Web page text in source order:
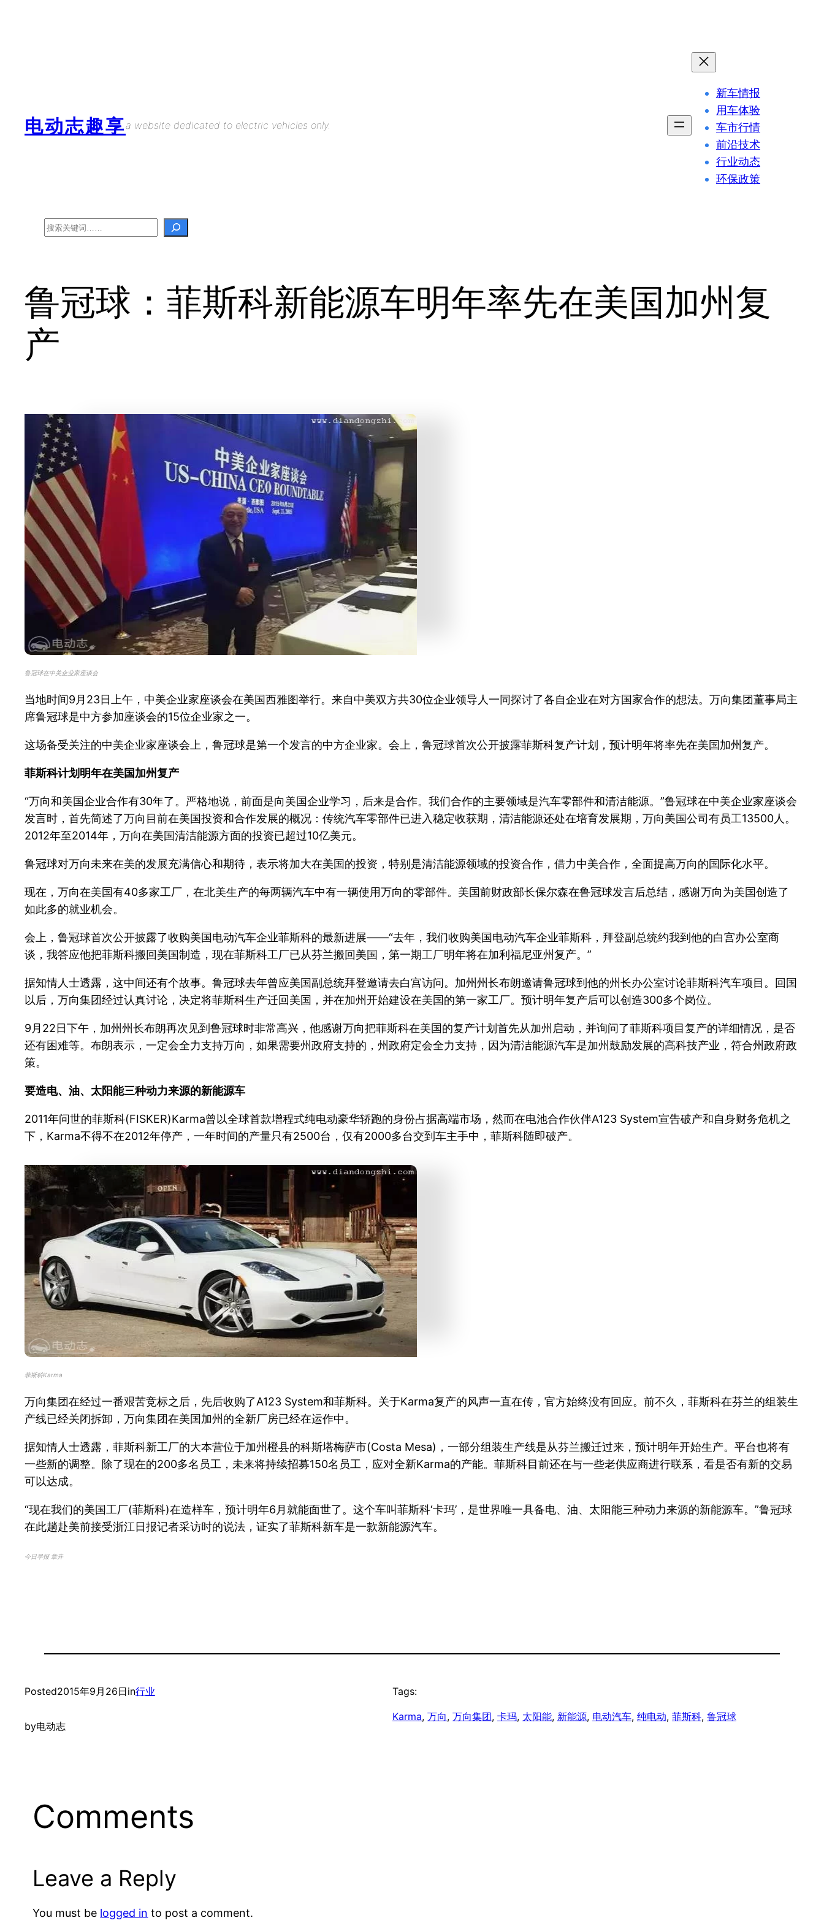
电动志趣享a website dedicated to electric vehicles only.
新车情报
用车体验
车市行情
前沿技术
行业动态
环保政策
Search
鲁冠球：菲斯科新能源车明年率先在美国加州复
产
鲁冠球在中美企业家座谈会
当地时间9月23日上午，中美企业家座谈会在美国西雅图举行。来自中美双方共30位企业领导人一同探讨了各自企业在对方国家合作的想法。万向集团董事局主
席鲁冠球是中方参加座谈会的15位企业家之一。
这场备受关注的中美企业家座谈会上，鲁冠球是第一个发言的中方企业家。会上，鲁冠球首次公开披露菲斯科复产计划，预计明年将率先在美国加州复产。
菲斯科计划明年在美国加州复产
“万向和美国企业合作有30年了。严格地说，前面是向美国企业学习，后来是合作。我们合作的主要领域是汽车零部件和清洁能源。”鲁冠球在中美企业家座谈会
发言时，首先简述了万向目前在美国投资和合作发展的概况：传统汽车零部件已进入稳定收获期，清洁能源还处在培育发展期，万向美国公司有员工13500人。
2012年至2014年，万向在美国清洁能源方面的投资已超过10亿美元。
鲁冠球对万向未来在美的发展充满信心和期待，表示将加大在美国的投资，特别是清洁能源领域的投资合作，借力中美合作，全面提高万向的国际化水平。
现在，万向在美国有40多家工厂，在北美生产的每两辆汽车中有一辆使用万向的零部件。美国前财政部长保尔森在鲁冠球发言后总结，感谢万向为美国创造了
如此多的就业机会。
会上，鲁冠球首次公开披露了收购美国电动汽车企业菲斯科的最新进展——“去年，我们收购美国电动汽车企业菲斯科，拜登副总统约我到他的白宫办公室商
谈，我答应他把菲斯科搬回美国制造，现在菲斯科工厂已从芬兰搬回美国，第一期工厂明年将在加利福尼亚州复产。”
据知情人士透露，这中间还有个故事。鲁冠球去年曾应美国副总统拜登邀请去白宫访问。加州州长布朗邀请鲁冠球到他的州长办公室讨论菲斯科汽车项目。回国
以后，万向集团经过认真讨论，决定将菲斯科生产迁回美国，并在加州开始建设在美国的第一家工厂。预计明年复产后可以创造300多个岗位。
9月22日下午，加州州长布朗再次见到鲁冠球时非常高兴，他感谢万向把菲斯科在美国的复产计划首先从加州启动，并询问了菲斯科项目复产的详细情况，是否
还有困难等。布朗表示，一定会全力支持万向，如果需要州政府支持的，州政府定会全力支持，因为清洁能源汽车是加州鼓励发展的高科技产业，符合州政府政
策。
要造电、油、太阳能三种动力来源的新能源车
2011年问世的菲斯科(FISKER)Karma曾以全球首款增程式纯电动豪华轿跑的身份占据高端市场，然而在电池合作伙伴A123 System宣告破产和自身财务危机之
下，Karma不得不在2012年停产，一年时间的产量只有2500台，仅有2000多台交到车主手中，菲斯科随即破产。
菲斯科Karma
万向集团在经过一番艰苦竞标之后，先后收购了A123 System和菲斯科。关于Karma复产的风声一直在传，官方始终没有回应。前不久，菲斯科在芬兰的组装生
产线已经关闭拆卸，万向集团在美国加州的全新厂房已经在运作中。
据知情人士透露，菲斯科新工厂的大本营位于加州橙县的科斯塔梅萨市(Costa Mesa)，一部分组装生产线是从芬兰搬迁过来，预计明年开始生产。平台也将有
一些新的调整。除了现在的200多名员工，未来将持续招募150名员工，应对全新Karma的产能。菲斯科目前还在与一些老供应商进行联系，看是否有新的交易
可以达成。
“现在我们的美国工厂(菲斯科)在造样车，预计明年6月就能面世了。这个车叫菲斯科‘卡玛’，是世界唯一具备电、油、太阳能三种动力来源的新能源车。”鲁冠球
在此趟赴美前接受浙江日报记者采访时的说法，证实了菲斯科新车是一款新能源汽车。
今日早报 章卉
Posted2015年9月26日in行业
by电动志
Tags:
Karma, 万向, 万向集团, 卡玛, 太阳能, 新能源, 电动汽车, 纯电动, 菲斯科, 鲁冠球
Comments
Leave a Reply
You must be logged in to post a comment.